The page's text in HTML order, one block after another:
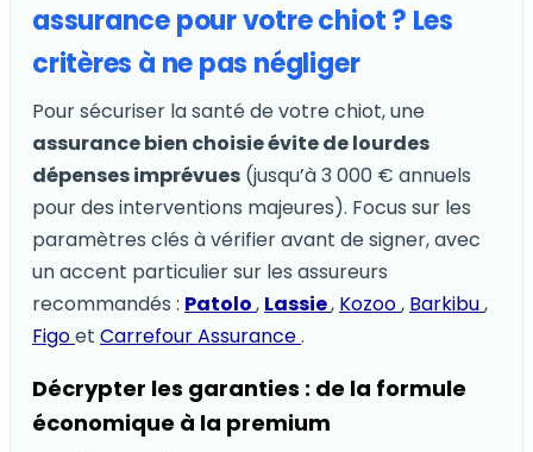
assurance pour votre chiot ? Les
critères à ne pas négliger
Pour sécuriser la santé de votre chiot, une
assurance bien choisie évite de lourdes
dépenses imprévues (jusqu’à 3 000 € annuels
pour des interventions majeures). Focus sur les
paramètres clés à vérifier avant de signer, avec
un accent particulier sur les assureurs
recommandés : Patolo, Lassie, Kozoo, Barkibu,
Figoet Carrefour Assurance.
Décrypter les garanties : de la formule
économique à la premium